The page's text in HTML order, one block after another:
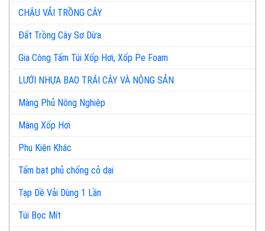
CHẬU VẢI TRỒNG CÂY
Đất Trồng Cây Sơ Dừa
Gia Công Tấm Túi Xốp Hơi, Xốp Pe Foam
LƯỚI NHỰA BAO TRÁI CÂY VÀ NÔNG SẢN
Màng Phủ Nông Nghiệp
Màng Xốp Hơi
Phụ Kiện Khác
Tấm bạt phủ chống cỏ dại
Tạp Dề Vải Dùng 1 Lần
Túi Bọc Mít